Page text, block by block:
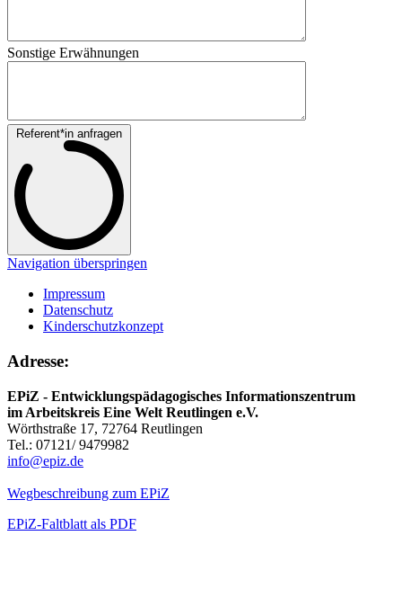
Sonstige Erwähnungen
Referent*in anfragen
Navigation überspringen
Impressum
Datenschutz
Kinderschutzkonzept
Adresse:
EPiZ - Entwicklungspädagogisches Informationszentrum
im Arbeitskreis Eine Welt Reutlingen e.V.
Wörthstraße 17, 72764 Reutlingen
Tel.: 07121/ 9479982
info@epiz.de
Wegbeschreibung zum EPiZ
EPiZ-Faltblatt als PDF